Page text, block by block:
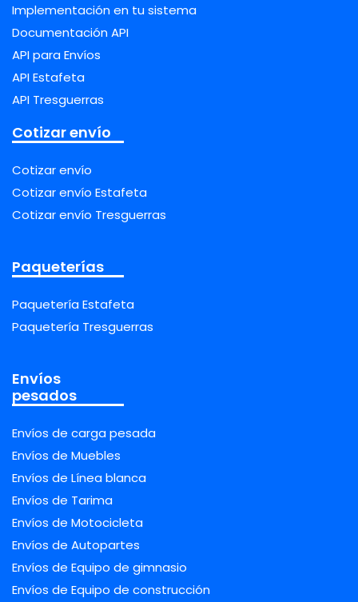
Implementación en tu sistema
Documentación API
API para Envíos
API Estafeta
API Tresguerras
Cotizar envío
Cotizar envío
Cotizar envío Estafeta
Cotizar envío Tresguerras
Paqueterías
Paquetería Estafeta
Paquetería Tresguerras
Envíos
pesados
Envíos de carga pesada
Envíos de Muebles
Envíos de Línea blanca
Envíos de Tarima
Envíos de Motocicleta
Envíos de Autopartes
Envíos de Equipo de gimnasio
Envíos de Equipo de construcción